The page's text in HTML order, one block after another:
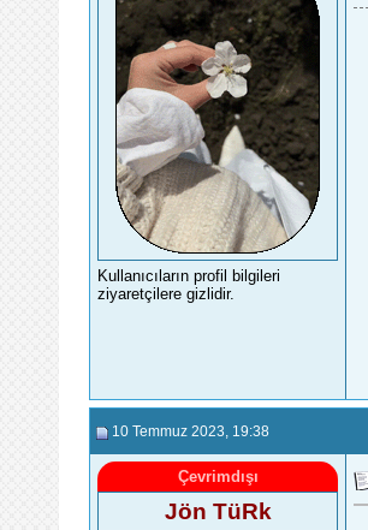
Kullanıcıların profil bilgileri
ziyaretçilere gizlidir.
10 Temmuz 2023 , 19:38
Çevrimdışı
Jön TüRk